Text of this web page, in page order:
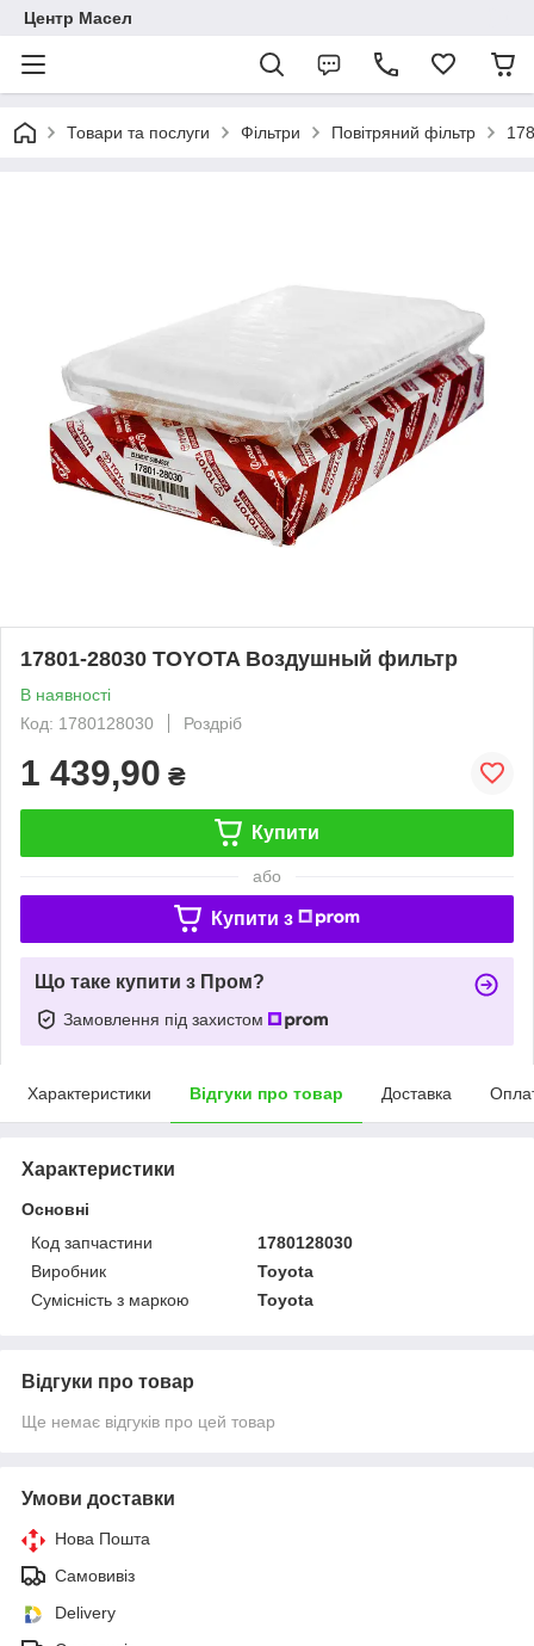
Центр Масел
Товари та послуги Фільтри Повітряний фільтр
17801-28030 TOYOTA Воздушный фильтр
В наявності
Код: 1780128030
Роздріб
1 439,90 ₴
Купити
або
Купити з
Що таке купити з Пром?
Замовлення під захистом
Характеристики Відгуки про товар Доставка
Характеристики
Основні
Код запчастини
1780128030
Виробник
Toyota
Сумісність з маркою
Toyota
Відгуки про товар
Ще немає відгуків про цей товар
Умови доставки
Нова Пошта
Самовивіз
Delivery